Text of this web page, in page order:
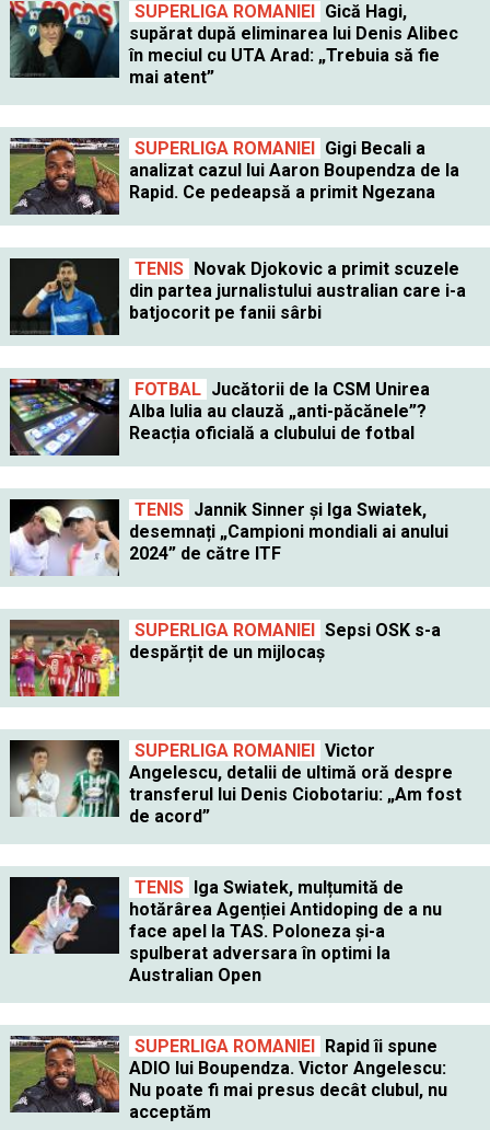
SUPERLIGA ROMANIEI Gică Hagi,
supărat după eliminarea lui Denis Alibec
în meciul cu UTA Arad: „Trebuia să fie
mai atent”
SUPERLIGA ROMANIEI Gigi Becali a
analizat cazul lui Aaron Boupendza de la
Rapid. Ce pedeapsă a primit Ngezana
TENIS Novak Djokovic a primit scuzele
din partea jurnalistului australian care i-a
batjocorit pe fanii sârbi
FOTBAL Jucătorii de la CSM Unirea
Alba Iulia au clauză „anti-păcănele”?
Reacția oficială a clubului de fotbal
TENIS Jannik Sinner și Iga Swiatek,
desemnați „Campioni mondiali ai anului
2024” de către ITF
SUPERLIGA ROMANIEI Sepsi OSK s-a
despărțit de un mijlocaș
SUPERLIGA ROMANIEI Victor
Angelescu, detalii de ultimă oră despre
transferul lui Denis Ciobotariu: „Am fost
de acord”
TENIS Iga Swiatek, mulțumită de
hotărârea Agenției Antidoping de a nu
face apel la TAS. Poloneza și-a
spulberat adversara în optimi la
Australian Open
SUPERLIGA ROMANIEI Rapid îi spune
ADIO lui Boupendza. Victor Angelescu:
Nu poate fi mai presus decât clubul, nu
acceptăm